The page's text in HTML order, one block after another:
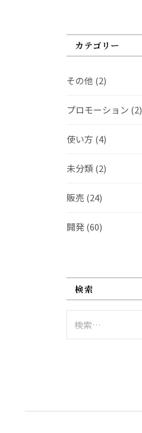
カテゴリー
その他 (2)
プロモーション (2)
使い方 (4)
未分類 (2)
販売 (24)
開発(60)
検索
索: